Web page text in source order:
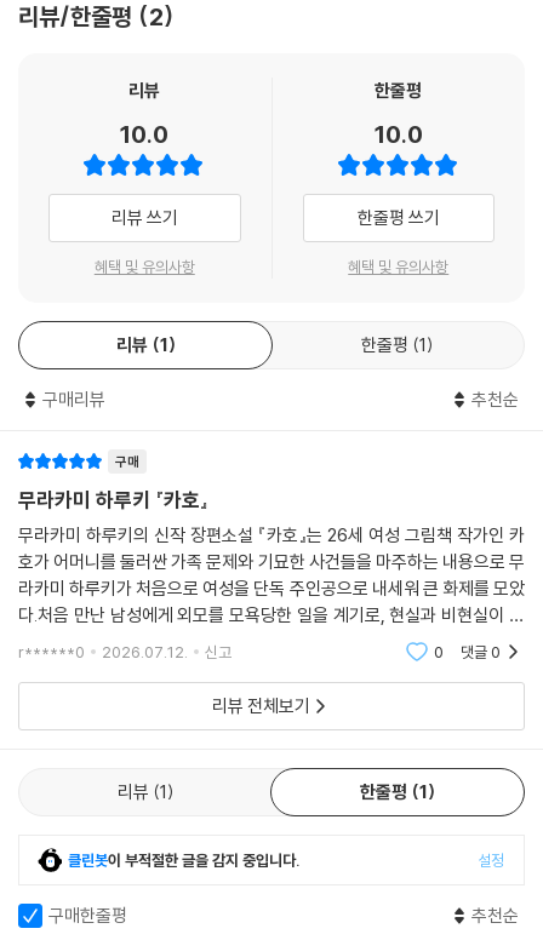
리뷰/한줄평 2
리뷰
10.0
리뷰 쓰기
혜택 및 유의사항
한줄평
10.0
한줄평 쓰기
혜택 및 유의사항
리뷰 1 한줄평 1
구매리뷰 추천순
구매
무라카미 하루키 『카호』
무라카미 하루키의 신작 장편소설 『카호』는 26세 여성 그림책 작가인 카
호가 어머니를 둘러싼 가족 문제와 기묘한 사건들을 마주하는 내용으로 무
라카미 하루키가 처음으로 여성을 단독 주인공으로 내세워 큰 화제를 모았
다.처음 만난 남성에게 외모를 모욕당한 일을 계기로, 현실과 비현실이 교
차하는 기묘한 사건들을 겪으며 어머니와 가족의 문제에 맞서는 성장과 탐
r******0 2026.07.12. 신고 0 댓글0
리뷰 전체보기
리뷰 1 한줄평 1
클린봇이 부적절한 글을 감지 중입니다. 설정
구매한줄평 추천순